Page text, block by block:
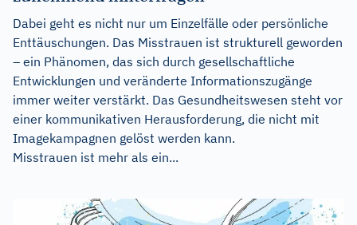
Dabei geht es nicht nur um Einzelfälle oder persönliche
Enttäuschungen. Das Misstrauen ist strukturell geworden
– ein Phänomen, das sich durch gesellschaftliche
Entwicklungen und veränderte Informationszugänge
immer weiter verstärkt. Das Gesundheitswesen steht vor
einer kommunikativen Herausforderung, die nicht mit
Imagekampagnen gelöst werden kann.
Misstrauen ist mehr als ein...